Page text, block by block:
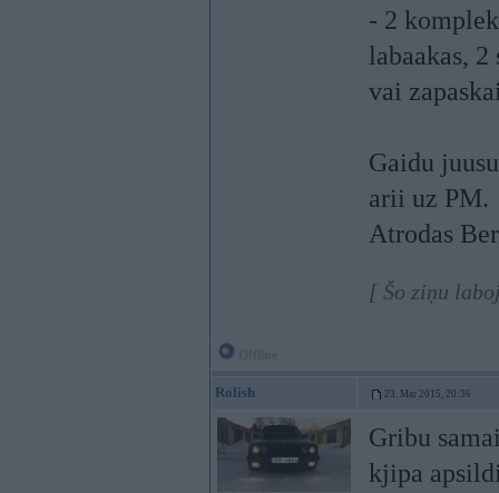
- 2
labaakas,
vai
Gaidu
arii uz PM.
Atrodas
[ Šo ziņu
Rolish 23. Mar 2015, 20:36
Gribu
kjipa